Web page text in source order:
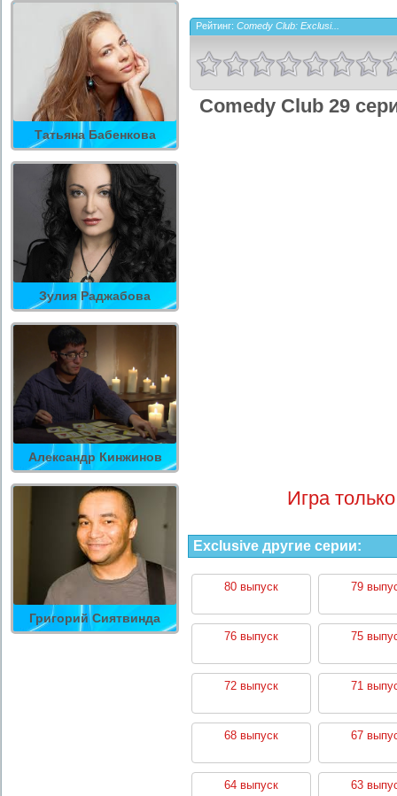
Татьяна Бабенкова
Зулия Раджабова
Александр Кинжинов
Григорий Сиятвинда
Рейтинг: Comedy Club: Exclusi...
Comedy Club 29
Игра
Exclusive другие серии:
80 выпуск 79
76 выпуск 75
72 выпуск 71
68 выпуск 67
64 выпуск 63